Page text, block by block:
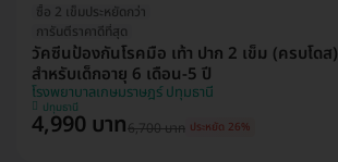
ซื้อ 2 เข็มประหยัดกว่า
การันตีราคาดีที่สุด
วัคซีนป้องกันโรคมือ เท้า ปาก 2 เข็ม (ครบโดส)
สำหรับเด็กอายุ 6 เดือน-5 ปี
โรงพยาบาลเกษมราษฎร์ ปทุมธานี
ปทุมธานี
4,990 บาท6,700 บาท ประหยัด 26%